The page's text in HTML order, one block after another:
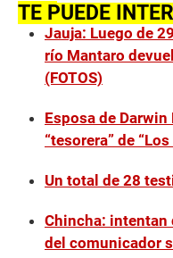
TE PUEDE
Jauja: Luego de
río Mantaro
(FOTOS)
Esposa de
“tesorera” de
Un total de 28
Chincha: intentan
del comunicador